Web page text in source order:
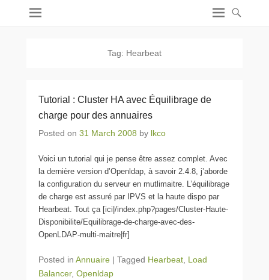
Tag: Hearbeat
Tutorial : Cluster HA avec Équilibrage de
charge pour des annuaires
Posted on 31 March 2008 by lkco
Voici un tutorial qui je pense être assez complet. Avec
la dernière version d’Openldap, à savoir 2.4.8, j’aborde
la configuration du serveur en mutlimaitre. L’équilibrage
de charge est assuré par IPVS et la haute dispo par
Hearbeat. Tout ça [ici|/index.php?pages/Cluster-Haute-
Disponibilite/Equilibrage-de-charge-avec-des-
OpenLDAP-multi-maitre|fr]
Posted in Annuaire | Tagged Hearbeat Load
Balancer, Openldap